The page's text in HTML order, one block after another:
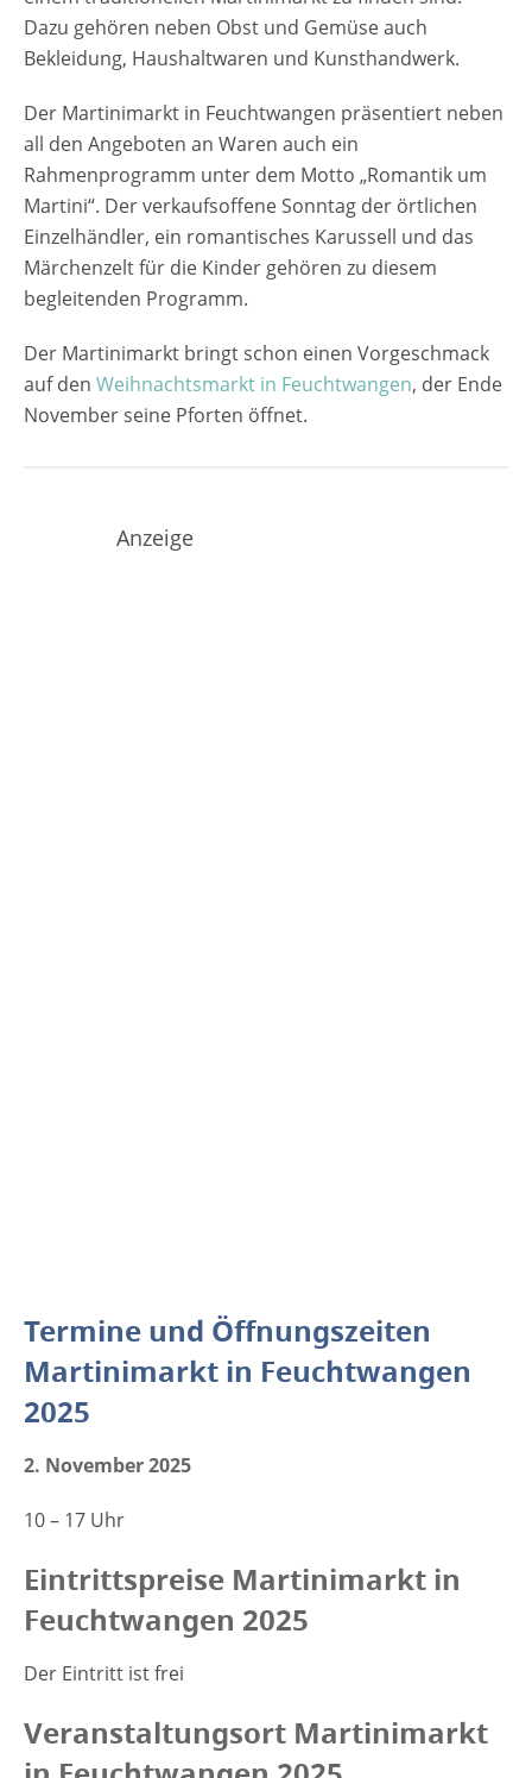
Dazu gehören neben Obst und Gemüse auch
Bekleidung, Haushaltwaren und Kunsthandwerk.
Der Martinimarkt in Feuchtwangen präsentiert neben
all den Angeboten an Waren auch ein
Rahmenprogramm unter dem Motto „Romantik um
Martini“. Der verkaufsoffene Sonntag der örtlichen
Einzelhändler, ein romantisches Karussell und das
Märchenzelt für die Kinder gehören zu diesem
begleitenden Programm.
Der Martinimarkt bringt schon einen Vorgeschmack
auf den Weihnachtsmarkt in Feuchtwangen, der Ende
November seine Pforten öffnet.
Anzeige
Termine und Öffnungszeiten
Martinimarkt in Feuchtwangen
2025
2. November 2025
10 – 17 Uhr
Eintrittspreise Martinimarkt in
Feuchtwangen 2025
Der Eintritt ist frei
Veranstaltungsort Martinimarkt